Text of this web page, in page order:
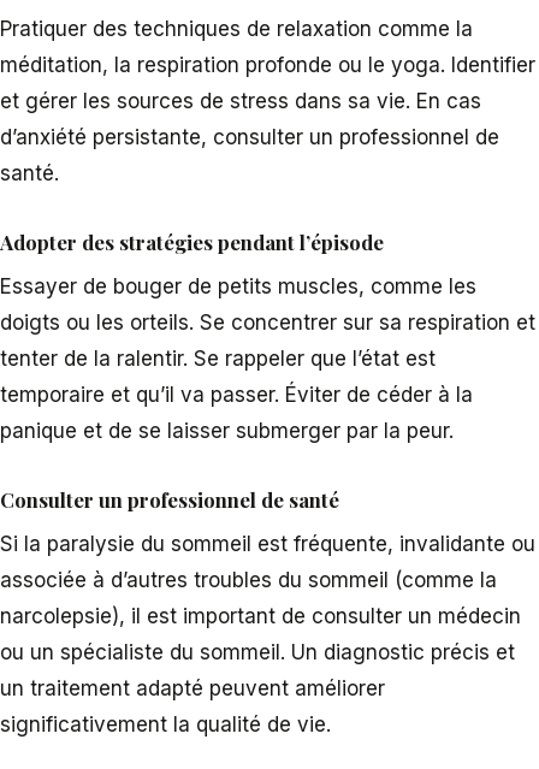
Pratiquer des techniques de relaxation comme la
méditation, la respiration profonde ou le yoga. Identifier
et gérer les sources de stress dans sa vie. En cas
d’anxiété persistante, consulter un professionnel de
santé.
Adopter des stratégies pendant l’épisode
Essayer de bouger de petits muscles, comme les
doigts ou les orteils. Se concentrer sur sa respiration et
tenter de la ralentir. Se rappeler que l’état est
temporaire et qu’il va passer. Éviter de céder à la
panique et de se laisser submerger par la peur.
Consulter un professionnel de santé
Si la paralysie du sommeil est fréquente, invalidante ou
associée à d’autres troubles du sommeil (comme la
narcolepsie), il est important de consulter un médecin
ou un spécialiste du sommeil. Un diagnostic précis et
un traitement adapté peuvent améliorer
significativement la qualité de vie.